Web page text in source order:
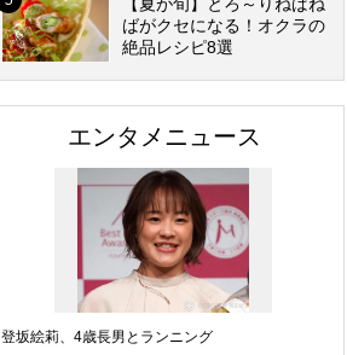
ばがクセになる！オクラの
絶品レシピ8選
エンタメニュース
登坂絵莉、4歳長男とランニング